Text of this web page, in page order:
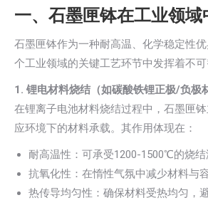
一、石墨匣钵在工业领域
石墨匣钵作为一种耐高温、化学稳定性
个工业领域的关键工艺环节中发挥着不可
1. 锂电材料烧结（如碳酸铁锂正极/负极
在锂离子电池材料烧结过程中，石墨匣
应环境下的材料承载。其作用体现在：
耐高温性：可承受1200-1500℃的烧
抗氧化性：在惰性气氛中减少材料与
热传导均匀性：确保材料受热均匀，